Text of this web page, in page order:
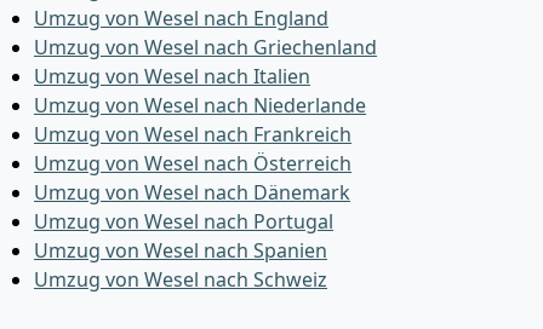
Umzug von Wesel nach England
Umzug von Wesel nach Griechenland
Umzug von Wesel nach Italien
Umzug von Wesel nach Niederlande
Umzug von Wesel nach Frankreich
Umzug von Wesel nach Österreich
Umzug von Wesel nach Dänemark
Umzug von Wesel nach Portugal
Umzug von Wesel nach Spanien
Umzug von Wesel nach Schweiz